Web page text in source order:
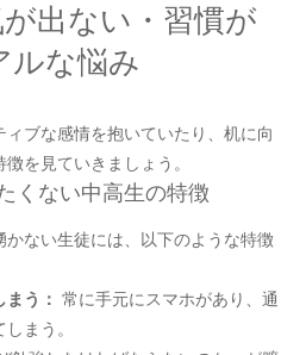
出ない・習慣が
ルな悩み
ィブな感情を抱いていたり、机に向
を見ていきましょう。
くない中高生の特徴
ない生徒には、以下のような特徴
う： 常に手元にスマホがあり、通
まう。